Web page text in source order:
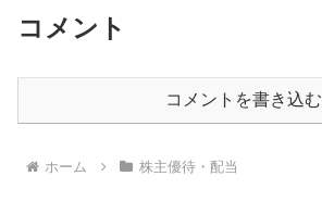
コメント
コメントを書き込む
ホーム 株主優待・配当